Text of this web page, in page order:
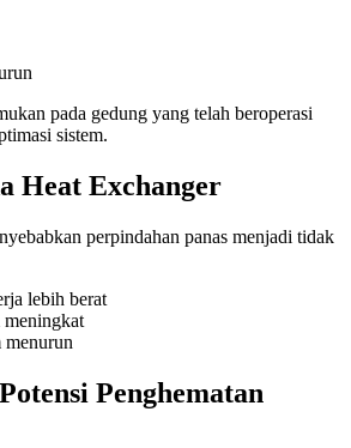
pada gedung yang telah beroperasi
sistem.
Heat Exchanger
perpindahan panas menjadi tidak
lebih berat
Penghematan